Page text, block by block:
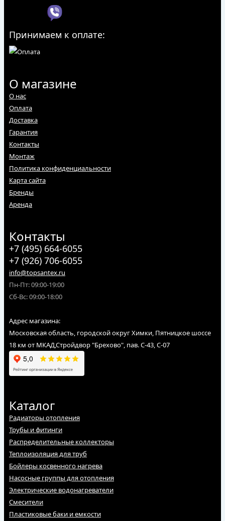
Принимаем к оплате:
О магазине
О нас
Оплата
Доставка
Гарантия
Контакты
Монтаж
Политика конфиденциальности
Карта сайта
Бренды
Аренда
Контакты
+7 (495) 664-6055
+7 (926) 706-6055
info@topsantex.ru
Пн-Пт: 09:00-19:00
Сб-Вс: 09:00-18:00
Адрес магазина:
Московская область, городской округ Химки, Пятницкое шоссе
18 км от МКАД,Стройдвор "Брехово", пав. С-43, С-07
Каталог
Радиаторы отопления
Трубы и фитинги
Распределительные коллекторы
Теплоизоляция для труб
Бойлеры косвенного нагрева
Насосные группы для отопления
Электрические водонагреватели
Смесители
Пластиковые баки и емкости